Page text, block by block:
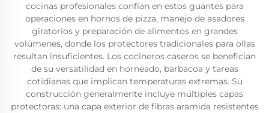
cocinas profesionales confían en estos guantes para
operaciones en hornos de pizza, manejo de asadores
giratorios y preparación de alimentos en grandes
volúmenes, donde los protectores tradicionales para ollas
resultan insuficientes. Los cocineros caseros se benefician
de su versatilidad en horneado, barbacoa y tareas
cotidianas que implican temperaturas extremas. Su
construcción generalmente incluye múltiples capas
protectoras: una capa exterior de fibras aramida resistentes